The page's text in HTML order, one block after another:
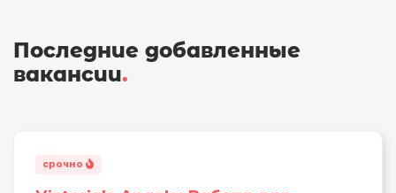
Последние добавленные
вакансии.
срочно